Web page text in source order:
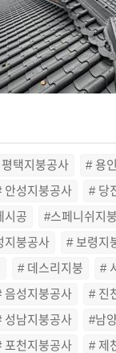
택지붕공사
# 용
안성지붕공사
# 당
시공
#스페니쉬지붕
지붕공사
# 보령지
# 데스리지붕
#
음성지붕공사
# 진
성남지붕공사
#남
포천지붕공사
# 제